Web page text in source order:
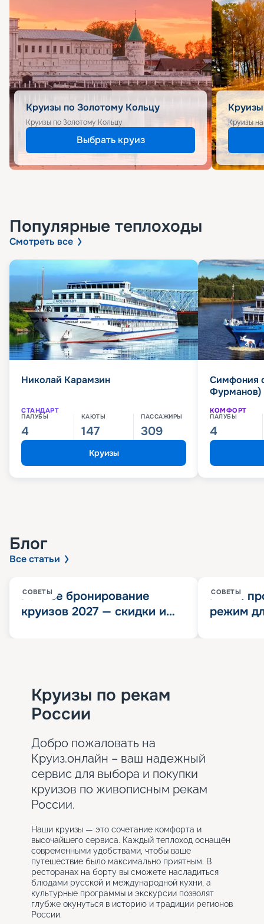
Круизы по Золотому Кольцу
Круизы по Золотому Кольцу
Выбрать круиз
Круизы
Популярные теплоходы
Смотреть все
Николай Карамзин
СТАНДАРТ
ПАЛУБЫ
4
КАЮТЫ
147
ПАССАЖИРЫ
309
Круизы
Симфония
Фурманов)
КОМФОРТ
ПАЛУБЫ
4
Блог
Все статьи
СОВЕТЫ
Раннее бронирование
круизов 2027 — скидки и
СОВЕТЫ
Китай
режим
Круизы по рекам
России
Добро пожаловать на
Круиз.онлайн – ваш надежный
сервис для выбора и покупки
круизов по живописным рекам
России.
Наши круизы — это сочетание комфорта и
высочайшего сервиса. Каждый теплоход оснащён
современными удобствами, чтобы ваше
путешествие было максимально приятным. В
ресторанах на борту вы сможете насладиться
блюдами русской и международной кухни, а
культурные программы и экскурсии позволят
глубже окунуться в историю и традиции регионов
России.